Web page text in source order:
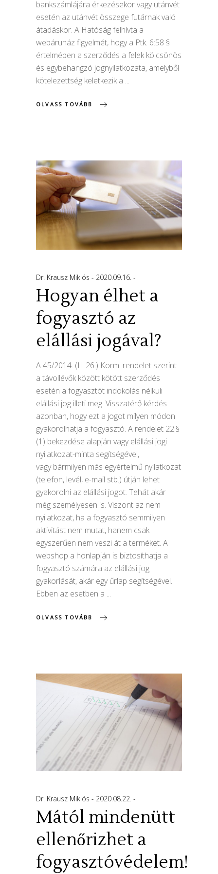
bankszámlájára érkezésekor vagy utánvét
esetén az utánvét összege futárnak való
átadáskor. A Hatóság felhívta a
webáruház figyelmét, hogy a Ptk. 6:58 §
értelmében a szerződés a felek kölcsönös
és egybehangzó jognyilatkozata, amelyből
kötelezettség keletkezik a
OLVASS TOVÁBB
Dr. Krausz Miklós 2020.09.16.
Hogyan élhet a
fogyasztó az
elállási jogával?
A 45/2014. (II. 26.) Korm. rendelet szerint
a távollévők között kötött szerződés
esetén a fogyasztót indokolás nélküli
elállási jog illeti meg. Visszatérő kérdés
azonban, hogy ezt a jogot milyen módon
gyakorolhatja a fogyasztó. A rendelet 22.§
(1) bekezdése alapján vagy elállási jogi
nyilatkozat-minta segítségével,
vagy bármilyen más egyértelmű nyilatkozat
(telefon, levél, e-mail stb.) útján lehet
gyakorolni az elállási jogot. Tehát akár
még személyesen is. Viszont az nem
nyilatkozat, ha a fogyasztó semmilyen
aktivitást nem mutat, hanem csak
egyszerűen nem veszi át a terméket. A
webshop a honlapján is biztosíthatja a
fogyasztó számára az elállási jog
gyakorlását, akár egy űrlap segítségével.
Ebben az esetben a
OLVASS TOVÁBB
Dr. Krausz Miklós 2020.08.22.
Mától mindenütt
ellenőrizhet a
fogyasztóvédelem!